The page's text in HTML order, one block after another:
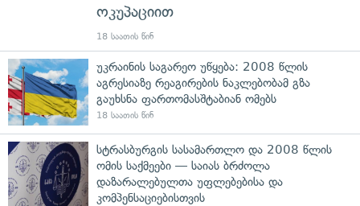
ოკუპაციით
18 საათის წინ
უკრაინის საგარეო უწყება: 2008 წლის
აგრესიაზე რეაგირების ნაკლებობამ გზა
გაუხსნა ფართომასშტაბიან ომებს
18 საათის წინ
სტრასბურგის სასამართლო და 2008 წლის
ომის საქმეები — საიას ბრძოლა
დაზარალებულთა უფლებებისა და
კომპენსაციებისთვის